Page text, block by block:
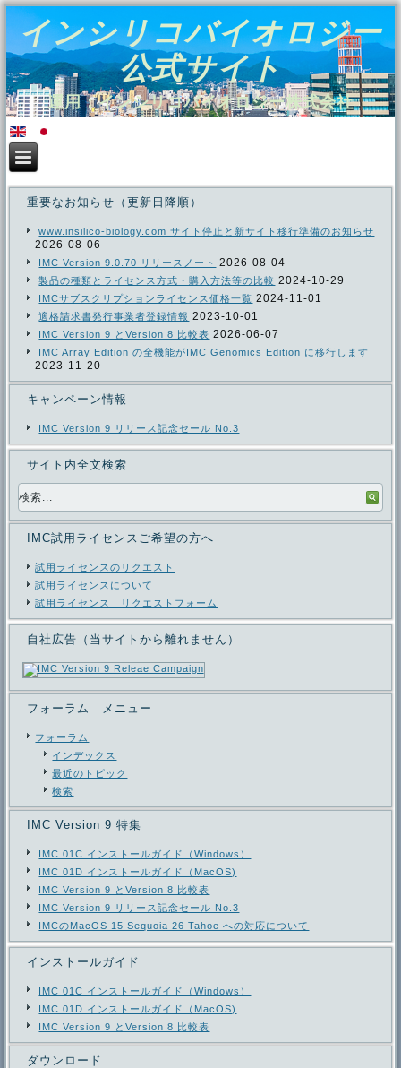
インシリコバイオロジー
公式サイト
運用：インシリコバイオロジー株式会社
重要なお知らせ（更新日降順）
www.insilico-biology.com サイト停止と新サイト移行準備のお知らせ
2026-08-06
IMC Version 9.0.70 リリースノート 2026-08-04
製品の種類とライセンス方式・購入方法等の比較 2024-10-29
IMCサブスクリプションライセンス価格一覧 2024-11-01
適格請求書発行事業者登録情報 2023-10-01
IMC Version 9 とVersion 8 比較表 2026-06-07
IMC Array Edition の全機能がIMC Genomics Edition に移行します
2023-11-20
キャンペーン情報
IMC Version 9 リリース記念セール No.3
サイト内全文検索
IMC試用ライセンスご希望の方へ
試用ライセンスのリクエスト
試用ライセンスについて
試用ライセンス リクエストフォーム
自社広告（当サイトから離れません）
フォーラム メニュー
フォーラム
インデックス
最近のトピック
検索
IMC Version 9 特集
IMC 01C インストールガイド（Windows）
IMC 01D インストールガイド（MacOS)
IMC Version 9 とVersion 8 比較表
IMC Version 9 リリース記念セール No.3
IMCのMacOS 15 Sequoia 26 Tahoe への対応について
インストールガイド
IMC 01C インストールガイド（Windows）
IMC 01D インストールガイド（MacOS)
IMC Version 9 とVersion 8 比較表
ダウンロード